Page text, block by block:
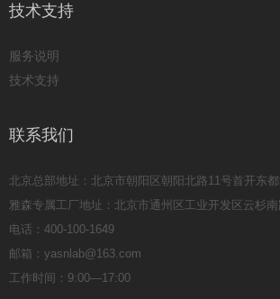
技术支持
服务说明
技术支持
联系我们
北京总部地址：北京市朝阳区朝阳北路11号首开东
雅森专属工厂地址：北京市通州区工业开发区云杉
电话：400-100-1649
邮箱：yasnlab@163.com
工作时间：9:00—17:00